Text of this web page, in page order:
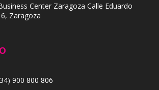
Center Zaragoza Calle Eduardo
Zaragoza
900 800 806